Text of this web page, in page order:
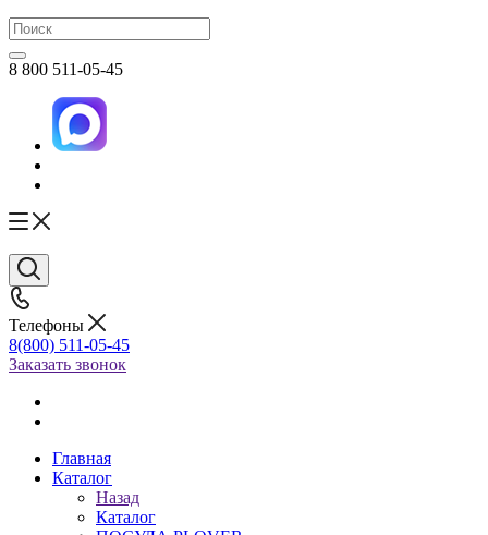
8 800 511-05-45
Телефоны
8(800) 511-05-45
Заказать звонок
Главная
Каталог
Назад
Каталог